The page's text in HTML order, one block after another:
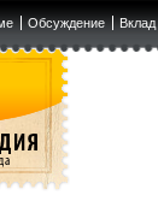
Обсуждение Вклад